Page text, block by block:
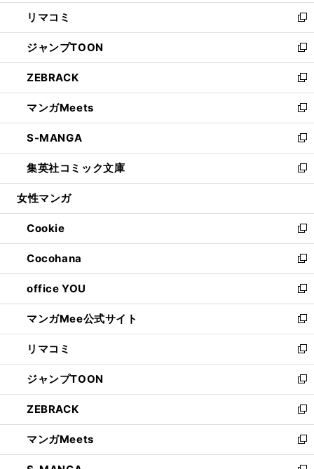
ウ
で
開
く
ン
ド
ウ
で
開
く
ウ
ィ
ン
ド
ウ
で
開
く
し
い
ウ
ィ
ン
ド
ウ
で
開
く
リマコミ
新
し
い
ウ
ィ
ン
ド
ウ
で
開
く
ジャンプTOON
新
し
い
ウ
ィ
ン
ド
ウ
で
開
ZEBRACK
新
し
い
ウ
ィ
ン
ド
ウ
開
く
マンガMeets
新
し
い
ウ
ィ
ン
ウ
で
開
く
S-MANGA
新
し
い
ウ
ン
ド
ウ
で
開
く
集英社コミック文庫
新
し
ウ
ィ
ン
ド
ウ
で
開
く
女性マンガ
Cookie
新
し
い
ウ
ィ
ン
ド
ウ
で
開
く
Cocohana
新
し
い
ウ
ィ
ン
ド
ウ
で
開
く
office YOU
新
し
い
ウ
ィ
ン
ド
ウ
で
開
く
マンガMee公式サイト
新
し
い
ウ
ィ
ン
ド
ウ
で
開
リマコミ
新
し
い
ウ
ィ
ン
ド
ウ
ジャンプTOON
新
し
い
ウ
ィ
ン
ZEBRACK
新
し
い
ウ
マンガMeets
新
し